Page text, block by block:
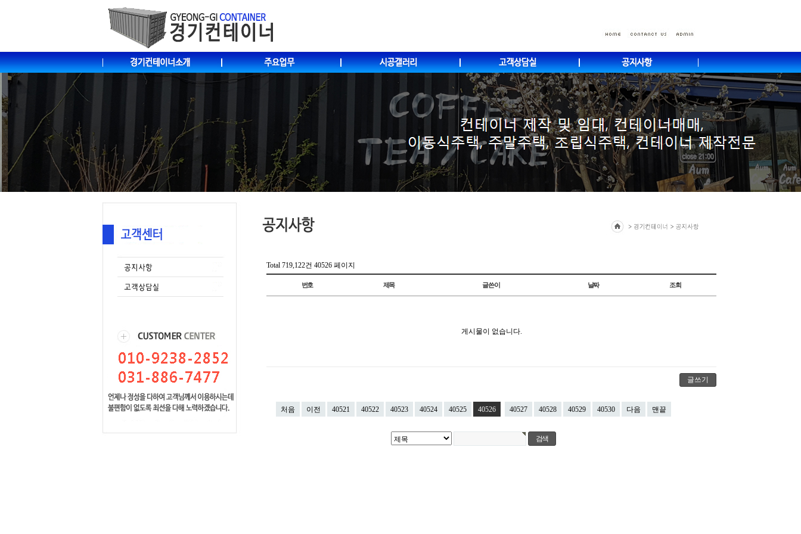
Total 719,122건 40526 페이지
번호 제목 글쓴이 날짜 조회
게시물이 없습니다.
글쓰기
처음 이전 40521 40522 40523 40524 40525 40526 40527 40528 40529 40530 다음 맨끝